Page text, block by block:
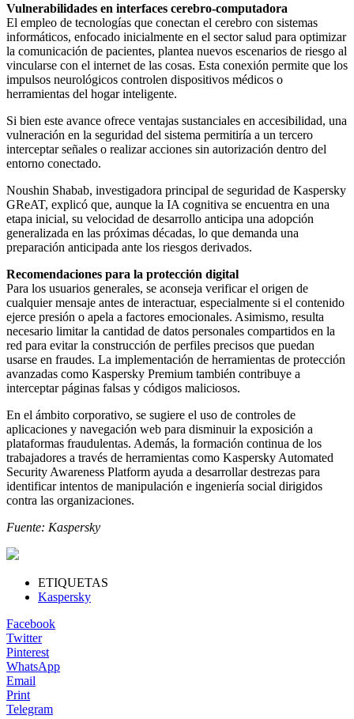
Vulnerabilidades en interfaces cerebro-computadora
El empleo de tecnologías que conectan el cerebro con sistemas
informáticos, enfocado inicialmente en el sector salud para optimizar
la comunicación de pacientes, plantea nuevos escenarios de riesgo al
vincularse con el internet de las cosas. Esta conexión permite que los
impulsos neurológicos controlen dispositivos médicos o
herramientas del hogar inteligente.
Si bien este avance ofrece ventajas sustanciales en accesibilidad, una
vulneración en la seguridad del sistema permitiría a un tercero
interceptar señales o realizar acciones sin autorización dentro del
entorno conectado.
Noushin Shabab, investigadora principal de seguridad de Kaspersky
GReAT, explicó que, aunque la IA cognitiva se encuentra en una
etapa inicial, su velocidad de desarrollo anticipa una adopción
generalizada en las próximas décadas, lo que demanda una
preparación anticipada ante los riesgos derivados.
Recomendaciones para la protección digital
Para los usuarios generales, se aconseja verificar el origen de
cualquier mensaje antes de interactuar, especialmente si el contenido
ejerce presión o apela a factores emocionales. Asimismo, resulta
necesario limitar la cantidad de datos personales compartidos en la
red para evitar la construcción de perfiles precisos que puedan
usarse en fraudes. La implementación de herramientas de protección
avanzadas como Kaspersky Premium también contribuye a
interceptar páginas falsas y códigos maliciosos.
En el ámbito corporativo, se sugiere el uso de controles de
aplicaciones y navegación web para disminuir la exposición a
plataformas fraudulentas. Además, la formación continua de los
trabajadores a través de herramientas como Kaspersky Automated
Security Awareness Platform ayuda a desarrollar destrezas para
identificar intentos de manipulación e ingeniería social dirigidos
contra las organizaciones.
Fuente: Kaspersky
ETIQUETAS
Kaspersky
Facebook
Twitter
Pinterest
WhatsApp
Email
Print
Telegram